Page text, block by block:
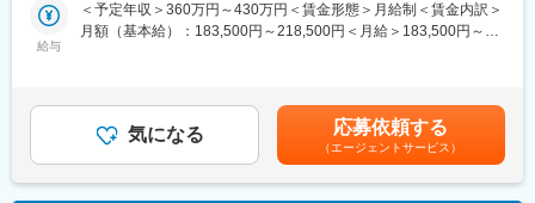
エリアや時期等によって異なりますが、外勤3から4割：内勤6か
ら7割となります。※外勤：医療機関訪問、内勤：オフィス勤務
内でも随一との呼び声が高いです。同期入社者とともに2週間弱本
社にて集合研修 を行います。会社の事や業務を遂行する上で必要
な法令から実務まで座学中心でロープレを交えながら学びます。
その後、各拠点に配属され業務を引継ぎながらOJT担当者ととも
■具体的な業務内容：
■就業環境について：
年間休日118日、月残業平均30時間と、ワークライフバランスを
給与
＜予定年収＞360万円～430万円＜賃金形態＞月給制＜賃金内訳＞
月額（基本給）：183,500円～218,500円＜月給＞183,500円～
り、選考を通じて上下する可能性があります。月給(月額)は固定手
当を含めた表記です。
気になる 応募依頼する
（エージェントサービス）